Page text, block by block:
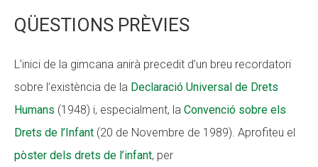
QÜESTIONS PRÈVIES
L’inici de la gimcana anirà precedit d’un breu recordatori
sobre l’existència de la Declaració Universal de Drets
Humans (1948) i, especialment, la Convenció sobre els
Drets de l’Infant (20 de Novembre de 1989). Aprofiteu el
pòster dels drets de l’infant, per